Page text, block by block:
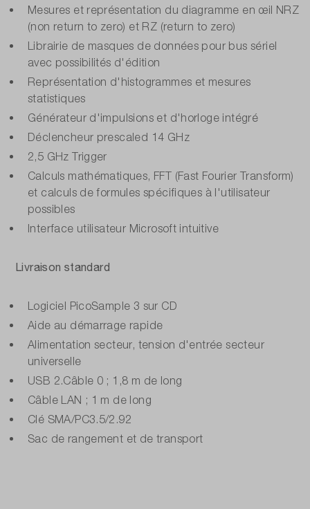
Mesures et représentation du diagramme en œil NRZ
(non return to zero) et RZ (return to zero)
Librairie de masques de données pour bus sériel
avec possibilités d'édition
Représentation d'histogrammes et mesures
statistiques
Générateur d'impulsions et d'horloge intégré
Déclencheur prescaled 14 GHz
2,5 GHz Trigger
Calculs mathématiques, FFT (Fast Fourier Transform)
et calculs de formules spécifiques à l'utilisateur
possibles
Interface utilisateur Microsoft intuitive
Livraison standard
Logiciel PicoSample 3 sur CD
Aide au démarrage rapide
Alimentation secteur, tension d'entrée secteur
universelle
USB 2.Câble 0 ; 1,8 m de long
Câble LAN ; 1 m de long
Clé SMA/PC3.5/2.92
Sac de rangement et de transport